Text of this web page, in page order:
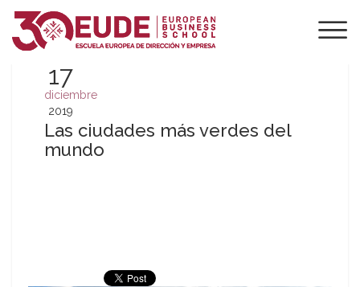
17
diciembre
2019
Las ciudades más verdes del
mundo